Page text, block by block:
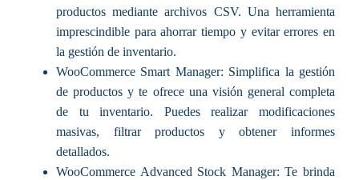
productos mediante archivos CSV. Una herramienta
imprescindible para ahorrar tiempo y evitar errores en
la gestión de inventario.
WooCommerce Smart Manager: Simplifica la gestión
de productos y te ofrece una visión general completa
de tu inventario. Puedes realizar modificaciones
masivas, filtrar productos y obtener informes
detallados.
WooCommerce Advanced Stock Manager: Te brinda